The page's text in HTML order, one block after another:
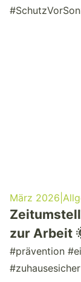
März 2026
zur Arbeit
#prävention